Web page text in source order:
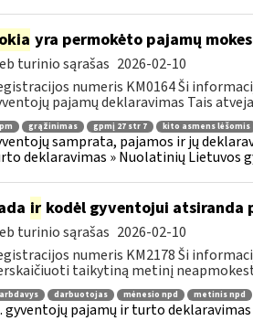
yra permokėto pajamų
turinio sąrašas 2026-02-10
numeris KM0164 Ši
pajamų deklaravimas Tais
grąžinimas gpmį 27 str 7 kito asmens lėšomis
samprata, pajamos ir jų
deklaravimas » Nuolatinių Lietuvos
irkodėl gyventojui atsiranda
turinio sąrašas 2026-02-10
numeris KM2178 Ši
taikytiną metinį
darbuotojas mėnesio npd metinis npd
gyventojų pajamų ir turto